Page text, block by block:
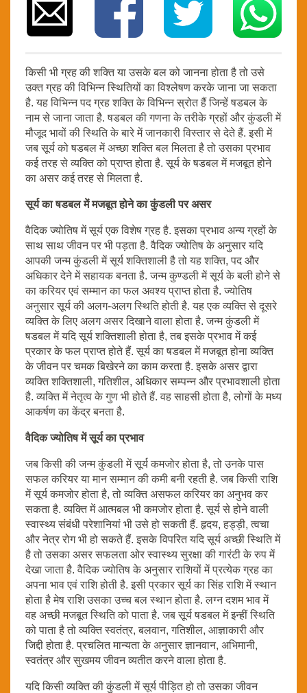
किसी भी ग्रह की शक्ति या उसके बल को जानना होता है तो उसे
उक्त ग्रह की विभिन्न स्थितियों का विश्लेषण करके जाना जा सकता
है. यह विभिन्न पद ग्रह शक्ति के विभिन्न स्रोत हैं जिन्हें षडबल के
नाम से जाना जाता है. षडबल की गणना के तरीके ग्रहों और कुंडली में
मौजूद भावों की स्थिति के बारे में जानकारी विस्तार से देते हैं. इसी में
जब सूर्य को षडबल में अच्छा शक्ति बल मिलता है तो उसका प्रभाव
कई तरह से व्यक्ति को प्राप्त होता है. सूर्य के षडबल में मजबूत होने
का असर कई तरह से मिलता है.
सूर्य का षडबल में मजबूत होने का कुंडली पर असर
वैदिक ज्योतिष में सूर्य एक विशेष ग्रह है. इसका प्रभाव अन्य ग्रहों के
साथ साथ जीवन पर भी पड़ता है. वैदिक ज्योतिष के अनुसार यदि
आपकी जन्म कुंडली में सूर्य शक्तिशाली है तो यह शक्ति, पद और
अधिकार देने में सहायक बनता है. जन्म कुण्डली में सूर्य के बली होने से
का करियर एवं सम्मान का फल अवश्य प्राप्त होता है. ज्योतिष
अनुसार सूर्य की अलग-अलग स्थिति होती है. यह एक व्यक्ति से दूसरे
व्यक्ति के लिए अलग असर दिखाने वाला होता है. जन्म कुंडली में
षडबल में यदि सूर्य शक्तिशाली होता है, तब इसके प्रभाव में कई
प्रकार के फल प्राप्त होते हैं. सूर्य का षडबल में मजबूत होना व्यक्ति
के जीवन पर चमक बिखेरने का काम करता है. इसके असर द्वारा
व्यक्ति शक्तिशाली, गतिशील, अधिकार सम्पन्न और प्रभावशाली होता
है. व्यक्ति में नेतृत्व के गुण भी होते हैं. वह साहसी होता है, लोगों के मध्य
आकर्षण का केंद्र बनता है.
वैदिक ज्योतिष में सूर्य का प्रभाव
जब किसी की जन्म कुंडली में सूर्य कमजोर होता है, तो उनके पास
सफल करियर या मान सम्मान की कमी बनी रहती है. जब किसी राशि
में सूर्य कमजोर होता है, तो व्यक्ति असफल करियर का अनुभव कर
सकता है. व्यक्ति में आत्मबल भी कमजोर होता है. सूर्य से होने वाली
स्वास्थ्य संबंधी परेशानियां भी उसे हो सकती हैं. हृदय, हड्ड़ी, त्वचा
और नेत्र रोग भी हो सकते हैं. इसके विपरित यदि सूर्य अच्छी स्थिति में
है तो उसका असर सफलता ओर स्वास्थ्य सुरक्षा की गारंटी के रुप में
देखा जाता है. वैदिक ज्योतिष के अनुसार राशियों में प्रत्येक ग्रह का
अपना भाव एवं राशि होती है. इसी प्रकार सूर्य का सिंह राशि में स्थान
होता है मेष राशि उसका उच्च बल स्थान होता है. लग्न दशम भाव में
वह अच्छी मजबूत स्थिति को पाता है. जब सूर्य षडबल में इन्हीं स्थिति
को पाता है तो व्यक्ति स्वतंत्र, बलवान, गतिशील, आज्ञाकारी और
जिद्दी होता है. प्रचलित मान्यता के अनुसार ज्ञानवान, अभिमानी,
स्वतंत्र और सुखमय जीवन व्यतीत करने वाला होता है.
यदि किसी व्यक्ति की कुंडली में सूर्य पीड़ित हो तो उसका जीवन